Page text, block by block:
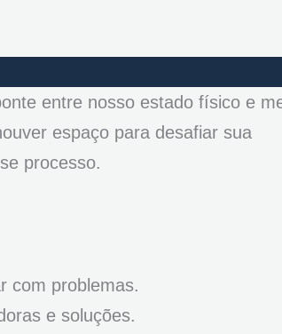
entre nosso estado físico e
espaço para desafiar sua
processo.
com problemas.
e soluções.